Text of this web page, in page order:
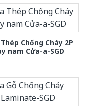
Chống Cháy 2P
nam Cửa-a-SGD